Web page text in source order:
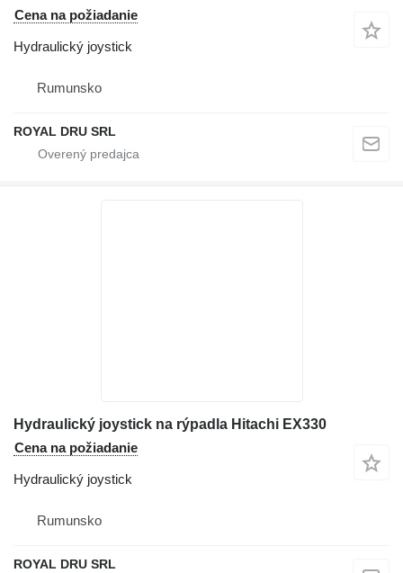
Cena na požiadanie
Hydraulický joystick
Rumunsko
ROYAL DRU SRL
Hydraulický joystick na rýpadla Hitachi EX330
Cena na požiadanie
Hydraulický joystick
Rumunsko
ROYAL DRU SRL